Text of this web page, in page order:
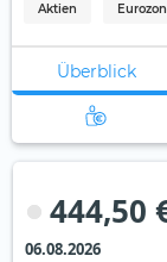
Aktien
Überblick
444,50
06.08.2026